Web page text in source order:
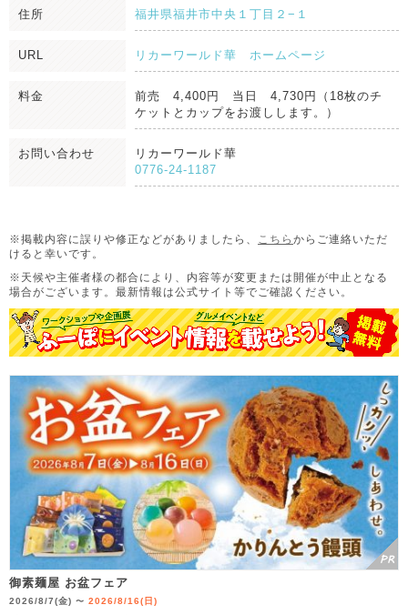
住所 福井県福井市中央１丁目２−１
URL リカーワールド華 ホームページ
料金
前売 4,400円 当日 4,730円（18枚のチ
ケットとカップをお渡しします。）
お問い合わせ
リカーワールド華
0776-24-1187
※掲載内容に誤りや修正などがありましたら、 こちら からご連絡いただ
けると幸いです。
※天候や主催者様の都合により、内容等が変更または開催が中止となる
場合がございます。 最新情報は公式サイト等でご確認ください。
御素麺屋 お盆フェア
2026/8/7(金) 〜 2026/8/16(日)